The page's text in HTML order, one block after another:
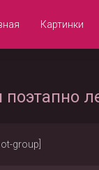
Картинки
group]